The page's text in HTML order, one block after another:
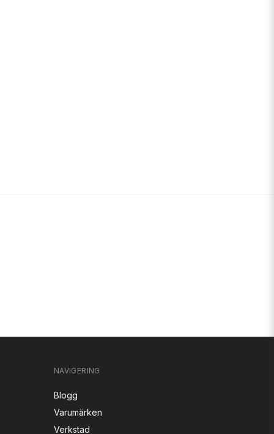
NAVIGERING
Blogg
Varumärken
Verkstad